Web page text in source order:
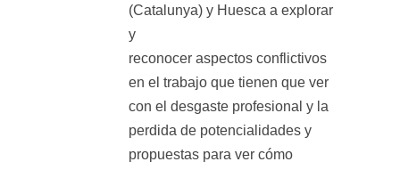
(Catalunya) y Huesca a explorar
y
reconocer aspectos conflictivos
en el trabajo que tienen que ver
con el desgaste profesional y la
perdida de potencialidades y
propuestas para ver cómo